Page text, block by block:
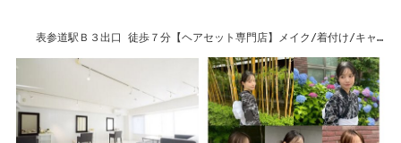
表参道駅Ｂ３出口 徒歩７分【ヘアセット専門店】メイク/着付け/キャ